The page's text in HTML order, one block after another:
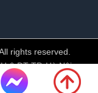
rights reserved.
& ĐT TP. Hà Nội